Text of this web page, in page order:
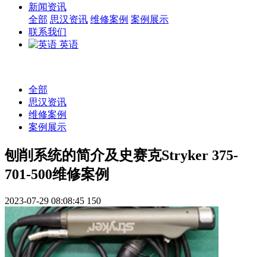
新闻资讯
全部 思汉资讯 维修案例 案例展示
联系我们
英语
全部
思汉资讯
维修案例
案例展示
刨削系统的简介及史赛克Stryker 375-
701-500维修案例
2023-07-29 08:08:45 150